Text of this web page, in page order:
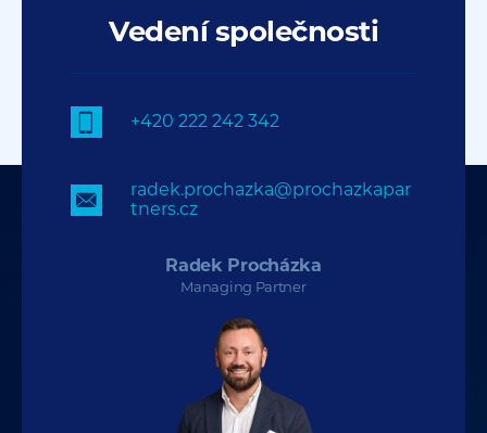
Vedení společnosti
+420 222 242 342
radek.prochazka@prochazkapar
tners.cz
Radek Procházka
Managing Partner